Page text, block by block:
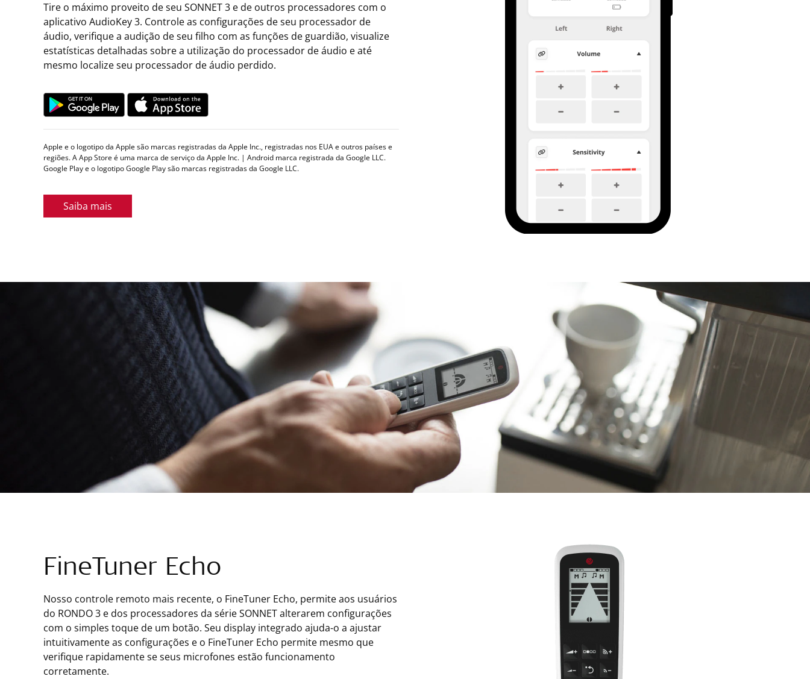
Tire o máximo proveito de seu SONNET 3 e de outros processadores com o
aplicativo AudioKey 3. Controle as configurações de seu processador de
áudio, verifique a audição de seu filho com as funções de guardião, visualize
estatísticas detalhadas sobre a utilização do processador de áudio e até
mesmo localize seu processador de áudio perdido.
Apple e o logotipo da Apple são marcas registradas da Apple Inc., registradas nos EUA e outros países e
regiões. A App Store é uma marca de serviço da Apple Inc. | Android marca registrada da Google LLC.
Google Play e o logotipo Google Play são marcas registradas da Google LLC.
Saiba mais
FineTuner Echo
Nosso controle remoto mais recente, o FineTuner Echo, permite aos usuários
do RONDO 3 e dos processadores da série SONNET alterarem configurações
com o simples toque de um botão. Seu display integrado ajuda-o a ajustar
intuitivamente as configurações e o FineTuner Echo permite mesmo que
verifique rapidamente se seus microfones estão funcionamento
corretamente.